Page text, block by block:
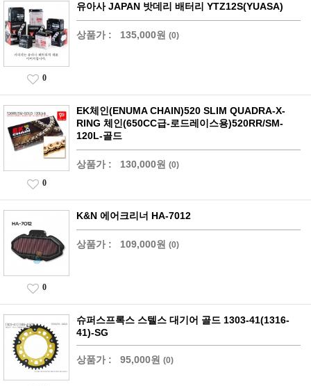
유아사 JAPAN 밧데리 배터리 YTZ12S(YUASA)
상품가 : 135,000원 (0)
0
EK체인(ENUMA CHAIN)520 SLIM QUADRA-X-
RING 체인(650CC급-로드레이스용)520RR/SM-
120L-골드
상품가 : 130,000원 (0)
0
K&N 에어크리너 HA-7012
상품가 : 109,000원 (0)
0
슈퍼스프록스 스텔스 대기어 골드 1303-41(1316-
41)-SG
상품가 : 95,000원 (0)